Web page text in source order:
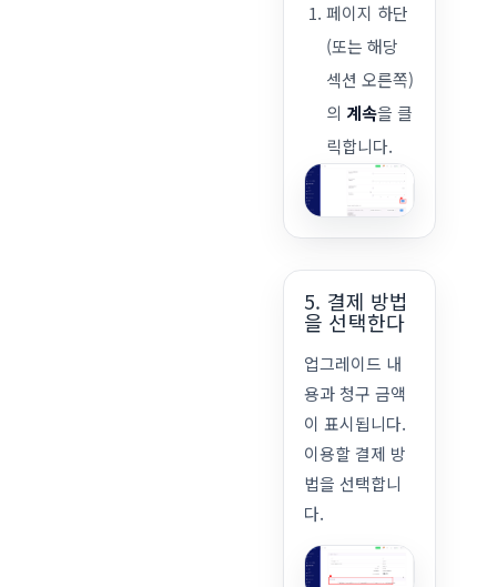
페이지 하단
(또는 해당
섹션 오른쪽)
의 계속을 클
릭합니다.
5. 결제 방법
을 선택한다
업그레이드 내
용과 청구 금액
이 표시됩니다.
이용할 결제 방
법을 선택합니
다.